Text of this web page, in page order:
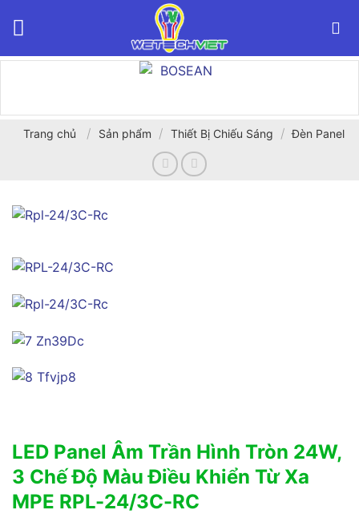
Trang chủ / Sản phẩm / Thiết Bị Chiếu Sáng / Đèn Panel
LED Panel Âm Trần Hình Tròn 24W,
3 Chế Độ Màu Điều Khiển Từ Xa
MPE RPL-24/3C-RC